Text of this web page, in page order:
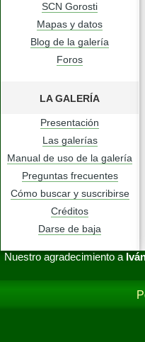
SCN Gorosti
Mapas y datos
Blog de la galería
Foros
LA GALERÍA
Presentación
Las galerías
Manual de uso de la galería
Preguntas frecuentes
Cómo buscar y suscribirse
Créditos
Darse de baja
Nuestro agradecimiento a